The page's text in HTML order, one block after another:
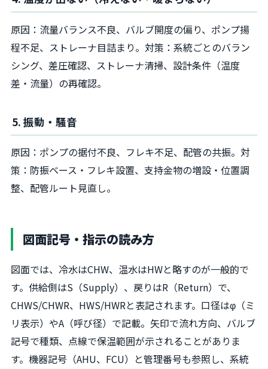
原因：流量バランス不良、バルブ開度の偏り、ポンプ揚
程不足、ストレーナ目詰まり。対策：系統ごとのバラン
シング、差圧確認、ストレーナ清掃、設計条件（温度
差・流量）の再確認。
5. 振動・騒音
原因：ポンプの据付不良、フレキ不足、配管の共振。対
策：防振ベース・フレキ設置、支持金物の増設・位置調
整、配管ルート見直し。
図面記号・指示の読み方
図面では、冷水はCHW、温水はHWと略すのが一般的で
す。供給側はS（Supply）、戻りはR（Return）で、
CHWS/CHWR、HWS/HWRと表記されます。口径はφ（ミ
リ表示）やA（呼び径）で記載。矢印で流れ方向、バルブ
記号で種類、点線で保温範囲が示されることがありま
す。機器記号（AHU、FCU）と管理番号も参照し、系統